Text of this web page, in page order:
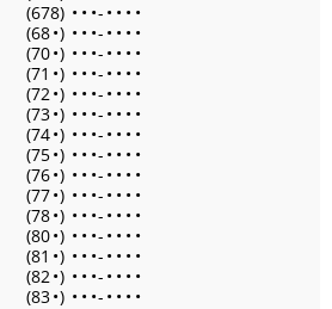
(678) • • •- • • • •
(68•) • • •- • • • •
(70•) • • •- • • • •
(71 •) • • •- • • • •
(72•) • • •- • • • •
(73•) • • •- • • • •
(74•) • • •- • • • •
(75•) • • •- • • • •
(76•) • • •- • • • •
(77•) • • •- • • • •
(78•) • • •- • • • •
(80•) • • •- • • • •
(81 •) • • •- • • • •
(82•) • • •- • • • •
(83•) • • •- • • • •